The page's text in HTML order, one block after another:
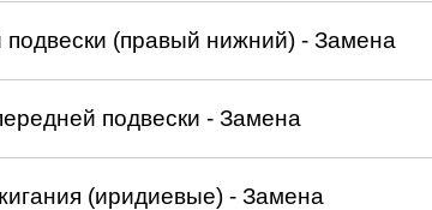
подвески (правый нижний) - Замена
подвески - Замена
(иридиевые) - Замена